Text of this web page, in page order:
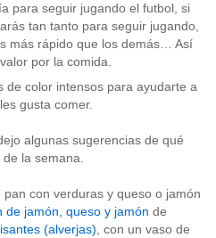
para seguir jugando el futbol, si
tan tanto para seguir jugando,
más rápido que los demás… Así
por la comida.
de color intensos para ayudarte a
gusta comer.
algunas sugerencias de qué
la semana.
pan con verduras y queso o jamón
de jamón, queso y jamón de
(alverjas), con un vaso de